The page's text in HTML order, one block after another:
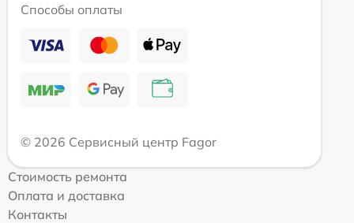
Способы оплаты
© 2026 Сервисный центр Fagor
Стоимость ремонта
Оплата и доставка
Контакты